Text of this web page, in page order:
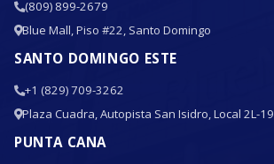
(809) 899-2679
Blue Mall, Piso #22, Santo Domingo
SANTO DOMINGO ESTE
+1 (829) 709-3262
Plaza Cuadra, Autopista San Isidro, Local 2L-19
PUNTA CANA